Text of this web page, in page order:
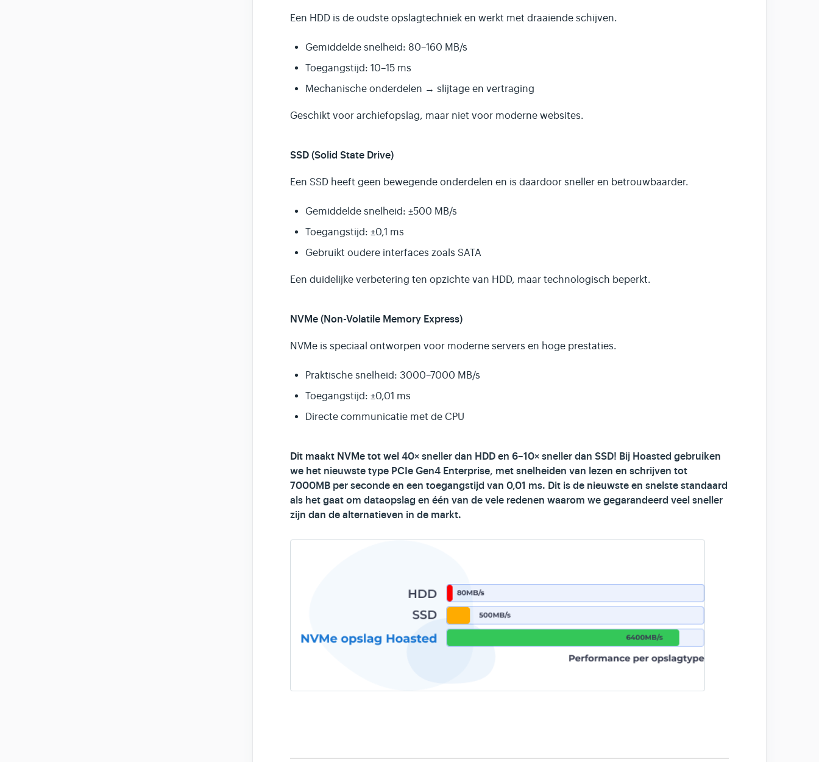
Een HDD is de oudste opslagtechniek en werkt met draaiende schijven.
Gemiddelde snelheid: 80–160 MB/s
Toegangstijd: 10–15 ms
Mechanische onderdelen → slijtage en vertraging
Geschikt voor archiefopslag, maar niet voor moderne websites.
SSD (Solid State Drive)
Een SSD heeft geen bewegende onderdelen en is daardoor sneller en betrouwbaarder.
Gemiddelde snelheid: ±500 MB/s
Toegangstijd: ±0,1 ms
Gebruikt oudere interfaces zoals SATA
Een duidelijke verbetering ten opzichte van HDD, maar technologisch beperkt.
NVMe (Non-Volatile Memory Express)
NVMe is speciaal ontworpen voor moderne servers en hoge prestaties.
Praktische snelheid: 3000–7000 MB/s
Toegangstijd: ±0,01 ms
Directe communicatie met de CPU
Dit maakt NVMe tot wel40× sneller dan HDDen 6–10× sneller dan SSD! Bij Hoasted gebruiken
we het nieuwste type PCIe Gen4 Enterprise, met snelheiden van lezen en schrijven tot
7000MB per seconde en een toegangstijd van 0,01 ms. Dit is de nieuwste en snelste standaard
als het gaat om dataopslag en één van de vele redenen waarom we gegarandeerd veel sneller
zijn dan de alternatieven in de markt.